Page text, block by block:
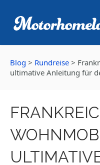
Blog > Rundreise >
ultimative Anleitung für